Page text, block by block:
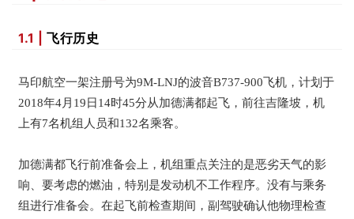
1.1 | 飞行历史
马印航空一架注册号为9M-LNJ的波音B737-900飞机，计划于
2018年4月19日14时45分从加德满都起飞，前往吉隆坡，机
上有7名机组人员和132名乘客。
加德满都飞行前准备会上，机组重点关注的是恶劣天气的影
响、要考虑的燃油，特别是发动机不工作程序。没有与乘务
组进行准备会。在起飞前检查期间，副驾驶确认他物理检查